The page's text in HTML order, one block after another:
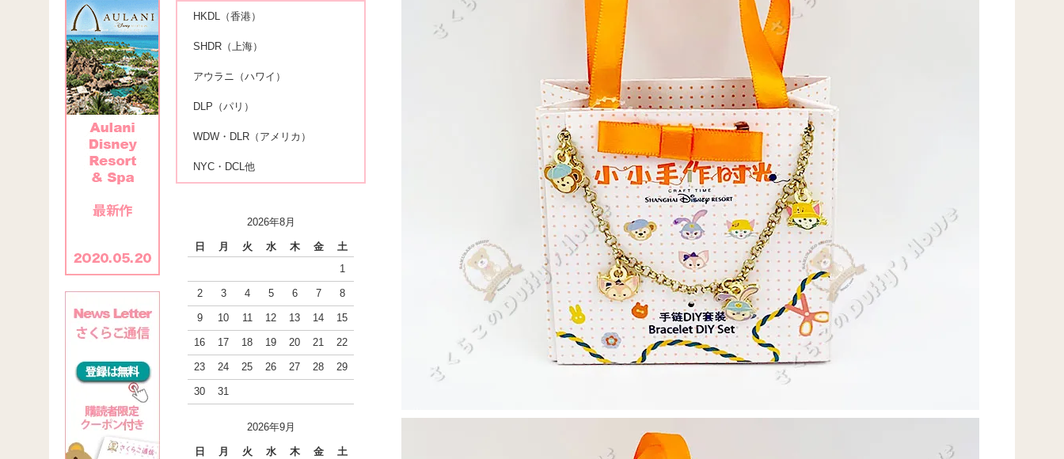
HKDL（香港）
SHDR（上海）
アウラニ（ハワイ）
DLP（パリ）
WDW・DLR（アメリカ）
NYC・DCL他
2026年8月
日 月 火 水 木 金
土
1
2 3 4 5 6 7 8
9 10 11 12 13 14 15
16 17 18 19 20 21 22
23 24 25 26 27 28 29
30 31
2026年9月
日 月 火 水 木 金
土